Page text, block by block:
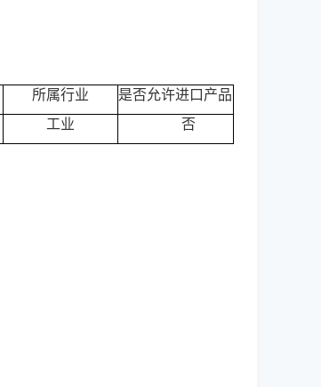
所属行业
是否允许进口产品
工业
否